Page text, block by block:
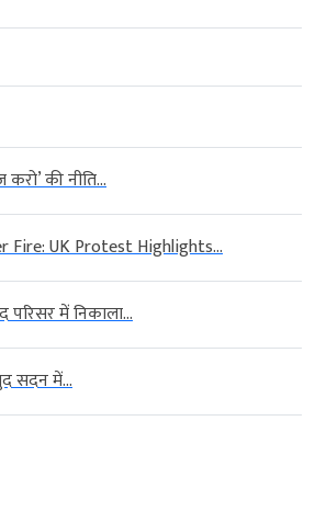
की नीति...
Fire: UK Protest Highlights...
में निकाला...
सदन में...